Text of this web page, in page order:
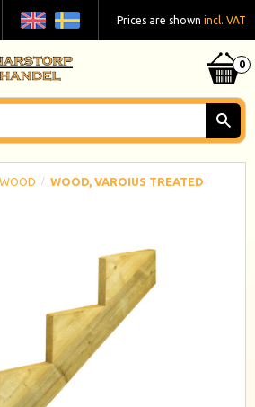
Prices are shown incl. VAT
WOOD, VAROIUS TREATED